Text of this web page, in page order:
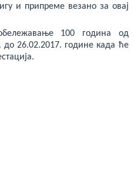
и припреме везано за овај
100 година од
до 26.02.2017. године када ће